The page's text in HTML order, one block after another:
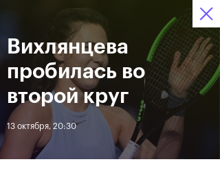
12–20 октября 2019
Ледовый Дворец
: 33
Билеты
Новости
За все время Дата
Вихлянцева
пробилась во
второй круг
13 октября, 20:30